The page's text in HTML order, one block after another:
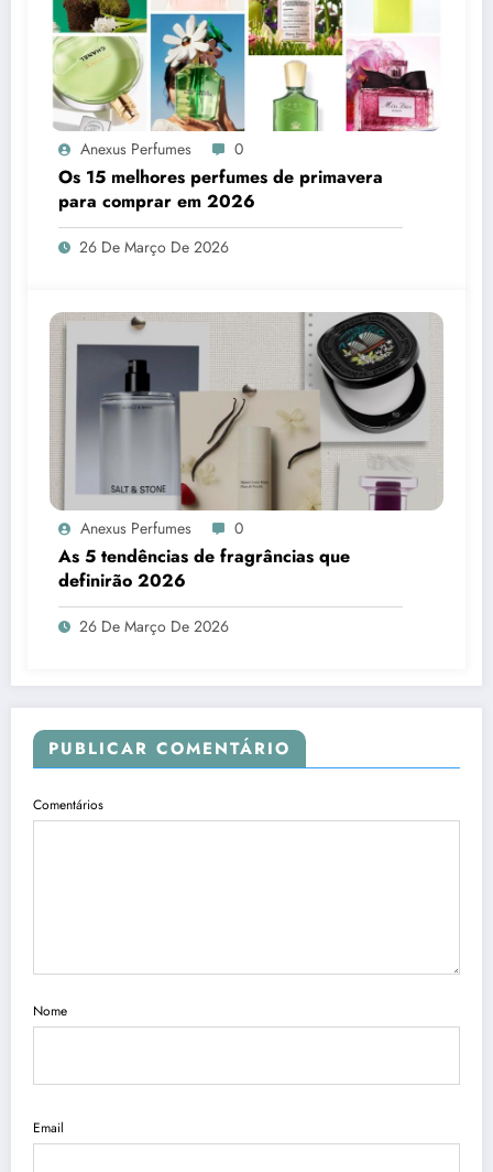
Anexus Perfumes 0
Os 15 melhores perfumes de primavera
para comprar em 2026
26 De Março De 2026
Anexus Perfumes 0
As 5 tendências de fragrâncias que
definirão 2026
26 De Março De 2026
PUBLICAR COMENTÁRIO
Comentários
Nome
Email